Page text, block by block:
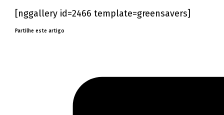
[nggallery id=2466 template=greensavers]
Partilhe este artigo